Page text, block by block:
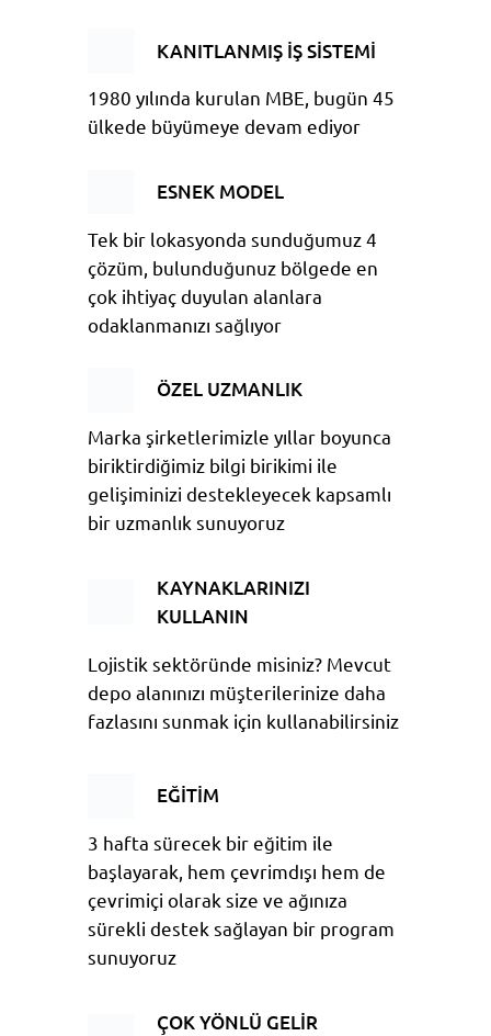
KANITLANMIŞ İŞ SİSTEMİ
1980 yılında kurulan MBE, bugün 45
ülkede büyümeye devam ediyor
ESNEK MODEL
Tek bir lokasyonda sunduğumuz 4
çözüm, bulunduğunuz bölgede en
çok ihtiyaç duyulan alanlara
odaklanmanızı sağlıyor
ÖZEL UZMANLIK
Marka şirketlerimizle yıllar boyunca
biriktirdiğimiz bilgi birikimi ile
gelişiminizi destekleyecek kapsamlı
bir uzmanlık sunuyoruz
KAYNAKLARINIZI
KULLANIN
Lojistik sektöründe misiniz? Mevcut
depo alanınızı müşterilerinize daha
fazlasını sunmak için kullanabilirsiniz
EĞİTİM
3 hafta sürecek bir eğitim ile
başlayarak, hem çevrimdışı hem de
çevrimiçi olarak size ve ağınıza
sürekli destek sağlayan bir program
sunuyoruz
ÇOK YÖNLÜ GELİR